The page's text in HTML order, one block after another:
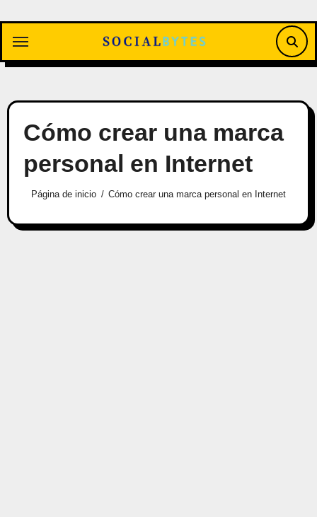
contenido
Cómo crear una marca
personal en Internet
Página de inicio Cómo crear una marca personal en Internet